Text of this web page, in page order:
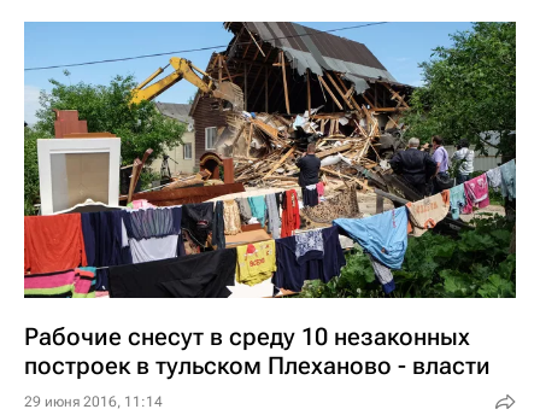
Рабочие снесут в среду 10 незаконных
построек в тульском Плеханово - власти
29 июня 2016, 11:14